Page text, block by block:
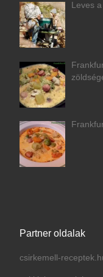
Leves
Partner oldalak
csirkemell-